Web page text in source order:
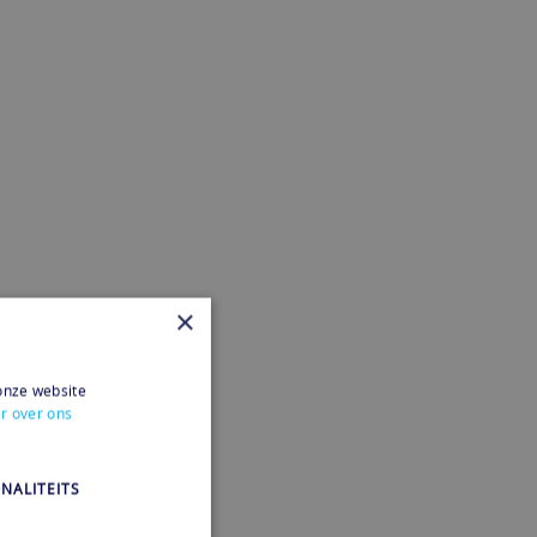
×
website
over ons